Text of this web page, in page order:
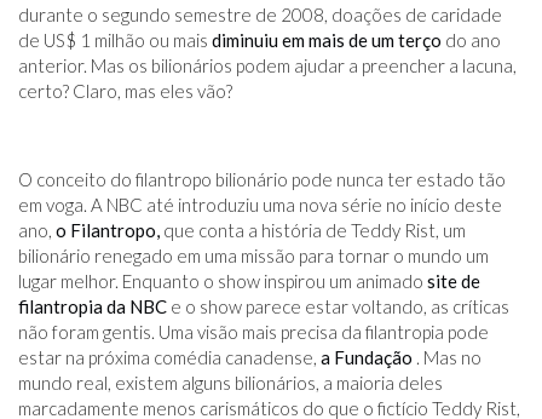
durante o segundo semestre de 2008, doações de caridade
de US$ 1 milhão ou mais diminuiu em mais de um terço do ano
anterior. Mas os bilionários podem ajudar a preencher a lacuna,
certo? Claro, mas eles vão?
O conceito do filantropo bilionário pode nunca ter estado tão
em voga. A NBC até introduziu uma nova série no início deste
ano, o Filantropo, que conta a história de Teddy Rist, um
bilionário renegado em uma missão para tornar o mundo um
lugar melhor. Enquanto o show inspirou um animado site de
filantropia da NBC e o show parece estar voltando, as críticas
não foram gentis. Uma visão mais precisa da filantropia pode
estar na próxima comédia canadense, a Fundação . Mas no
mundo real, existem alguns bilionários, a maioria deles
marcadamente menos carismáticos do que o fictício Teddy Rist,